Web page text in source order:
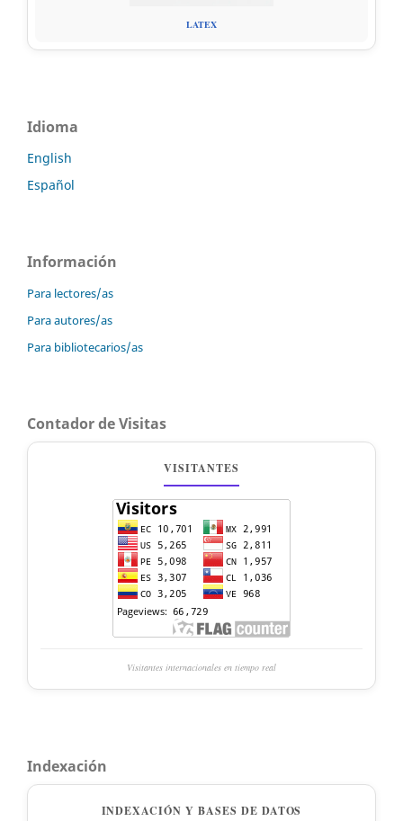
LATEX
Idioma
English
Español
Información
Para lectores/as
Para autores/as
Para bibliotecarios/as
Contador de Visitas
VISITANTES
Visitantes internacionales en tiempo real
Indexación
INDEXACIÓN Y BASES DE DATOS